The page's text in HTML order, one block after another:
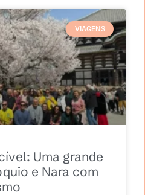
VIAGENS
Uma grande
e Nara com